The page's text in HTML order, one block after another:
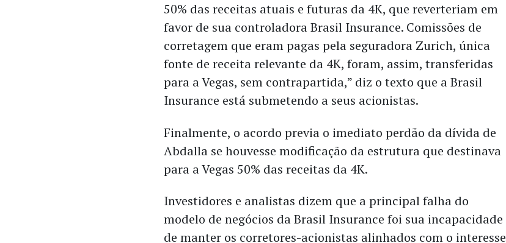
50% das receitas atuais e futuras da 4K, que reverteriam em
favor de sua controladora Brasil Insurance. Comissões de
corretagem que eram pagas pela seguradora Zurich, única
fonte de receita relevante da 4K, foram, assim, transferidas
para a Vegas, sem contrapartida,” diz o texto que a Brasil
Insurance está submetendo a seus acionistas.
Finalmente, o acordo previa o imediato perdão da dívida de
Abdalla se houvesse modificação da estrutura que destinava
para a Vegas 50% das receitas da 4K.
Investidores e analistas dizem que a principal falha do
modelo de negócios da Brasil Insurance foi sua incapacidade
de manter os corretores-acionistas alinhados com o interesse